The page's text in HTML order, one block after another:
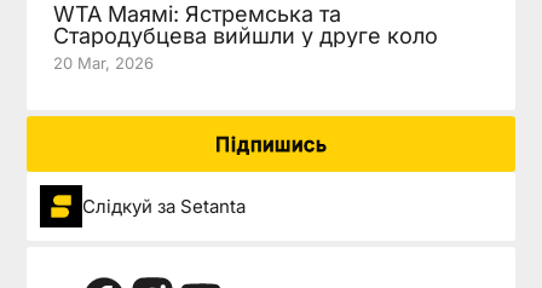
WTA Маямі: Ястремська та
Стародубцева вийшли у друге коло
20 Mar, 2026
Підпишись
Слідкуй за Setanta